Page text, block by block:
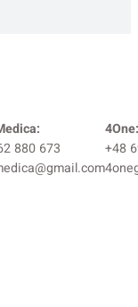
880 673
4One:
+48